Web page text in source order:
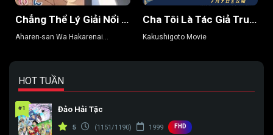
Tập 145 Tập 146 Tập 147
Tập 149
Tập 154
Tập 157
Tập 160 Tập 161
Chẳng Thể Lý Giải Nổi Aharen-san (Phần 2)
Aharen-san Wa Hakarenai
Cha Tôi Là Tác Giả Truyện Tranh Thô Tục
Kakushigoto Movie
HOT TUẦN
#1 Đảo Hải Tặc
5 (1151/1190) 1999 FHD